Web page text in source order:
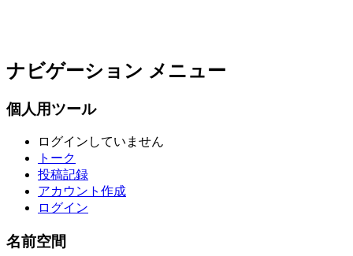
ナビゲーション メニュー
個人用ツール
ログインしていません
トーク
投稿記録
アカウント作成
ログイン
名前空間